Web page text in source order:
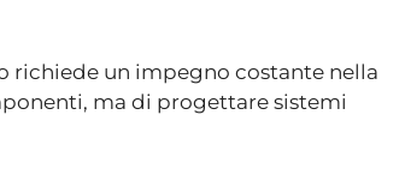
richiede un impegno costante nella
ma di progettare sistemi